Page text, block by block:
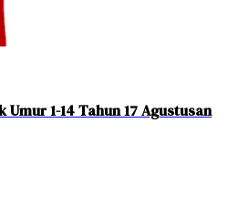
Umur 1-14 Tahun 17 Agustusan